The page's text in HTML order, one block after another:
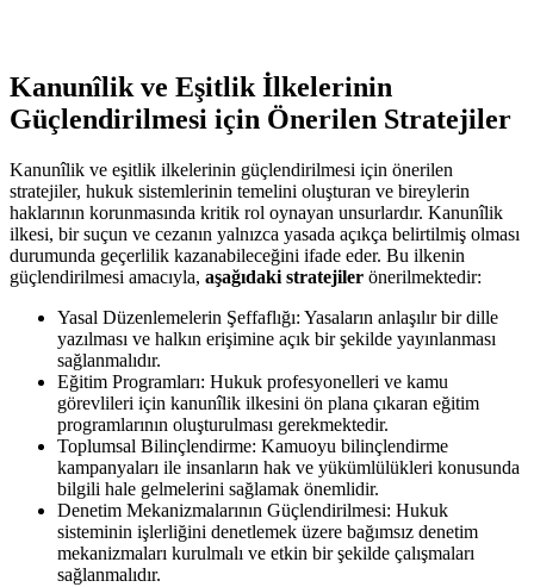
Kanunîlik ve Eşitlik ⁢İlkelerinin⁤
Güçlendirilmesi için Önerilen Stratejiler
Kanunîlik ve eşitlik​ ilkelerinin güçlendirilmesi için önerilen
stratejiler, hukuk ‍sistemlerinin temelini oluşturan⁤ ve⁤ bireylerin
haklarının korunmasında kritik rol oynayan unsurlardır. Kanunîlik
ilkesi, bir suçun ve⁣ cezanın yalnızca ⁤yasada açıkça belirtilmiş ​olması
durumunda⁢ geçerlilik kazanabileceğini ifade eder. Bu ilkenin ​
güçlendirilmesi amacıyla, aşağıdaki stratejiler önerilmektedir:
Yasal Düzenlemelerin Şeffaflığı: Yasaların anlaşılır bir dille
yazılması ve halkın erişimine açık bir şekilde yayınlanması
sağlanmalıdır.
Eğitim Programları: ⁤Hukuk⁤ profesyonelleri ve kamu
görevlileri⁢ için kanunîlik ⁣ilkesini ön‍ plana çıkaran ​eğitim
programlarının oluşturulması gerekmektedir.
Toplumsal Bilinçlendirme: Kamuoyu bilinçlendirme
kampanyaları ile insanların hak ve yükümlülükleri ​konusunda
bilgili hale gelmelerini‍ sağlamak⁢ önemlidir.
Denetim‌ Mekanizmalarının‍ Güçlendirilmesi: Hukuk
⁢sisteminin ⁢işlerliğini‌ denetlemek üzere bağımsız denetim
mekanizmaları‌ kurulmalı ve etkin bir şekilde çalışmaları
sağlanmalıdır.